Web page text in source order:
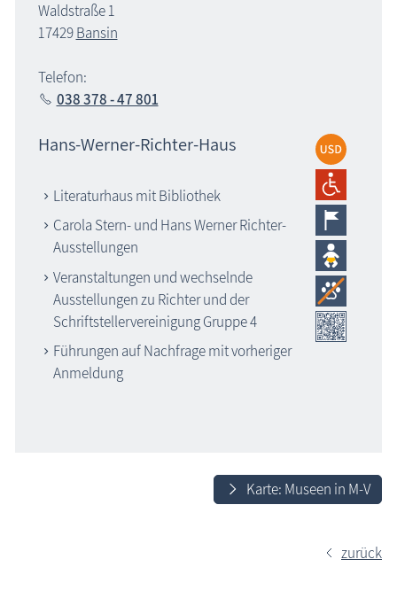
Waldstraße 1
17429Bansin
Telefon:
038 378 - 47 801
Hans-Werner-Richter-Haus
Literaturhaus mit Bibliothek
Carola Stern- und Hans Werner Richter-
Ausstellungen
Veranstaltungen und wechselnde
Ausstellungen zu Richter und der
Schriftstellervereinigung Gruppe 4
Führungen auf Nachfrage mit vorheriger
Anmeldung
Karte: Museen in M-V
zurück